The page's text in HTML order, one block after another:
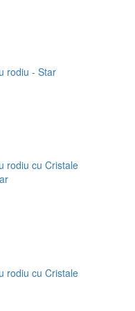
rodiu - Star
rodiu cu Cristale
rodiu cu Cristale